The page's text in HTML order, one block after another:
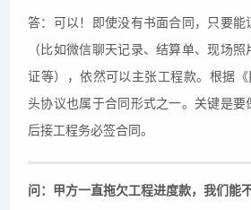
答：可以！即使没有书面合同，只要能
（比如微信聊天记录、结算单、现场
证等），依然可以主张工程款。根据
头协议也属于合同形式之一。关键是要
后接工程务必签合同。
问：甲方一直拖欠工程进度款，我们能